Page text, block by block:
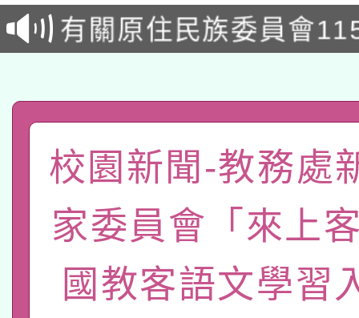
次招考甄選結果公告(
有關原住民族委員會
公告之原住民族歲時祭
一案。
兒童少年暑期犯罪預防
答一案
有關本府115年70歲以
人員健康講座「吃得安
心」，鼓勵退休同仁踴
案。
招甄選結果公告(無人
招)
適應運動共學行動站研
本館辦理115年度閱讀
暨閱讀推動專業研習
科技賦能─人工智慧
礎課程
A3數位素養講師名單
校園新聞-教務處
家委員會「來上
國教客語文學習